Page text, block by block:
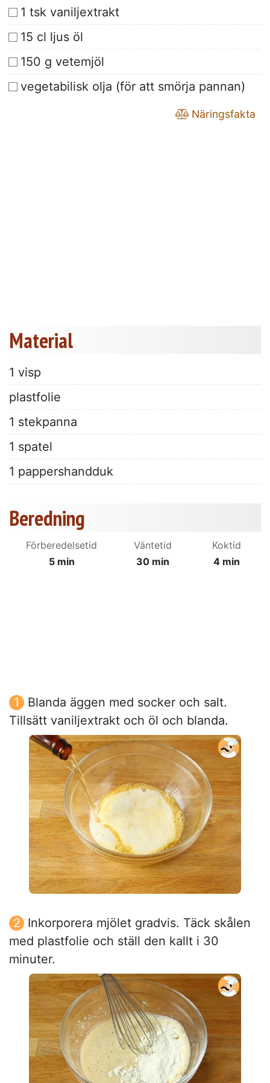
1 tsk vaniljextrakt
15 cl ljus öl
150 g vetemjöl
vegetabilisk olja (för att smörja pannan)
Näringsfakta
Material
1 visp
plastfolie
1 stekpanna
1 spatel
1 pappershandduk
Beredning
Förberedelsetid
5 min
Väntetid
30 min
Koktid
4 min
Blanda äggen med socker och salt.
Tillsätt vaniljextrakt och öl och blanda.
Inkorporera mjölet gradvis. Täck skålen
med plastfolie och ställ den kallt i 30
minuter.